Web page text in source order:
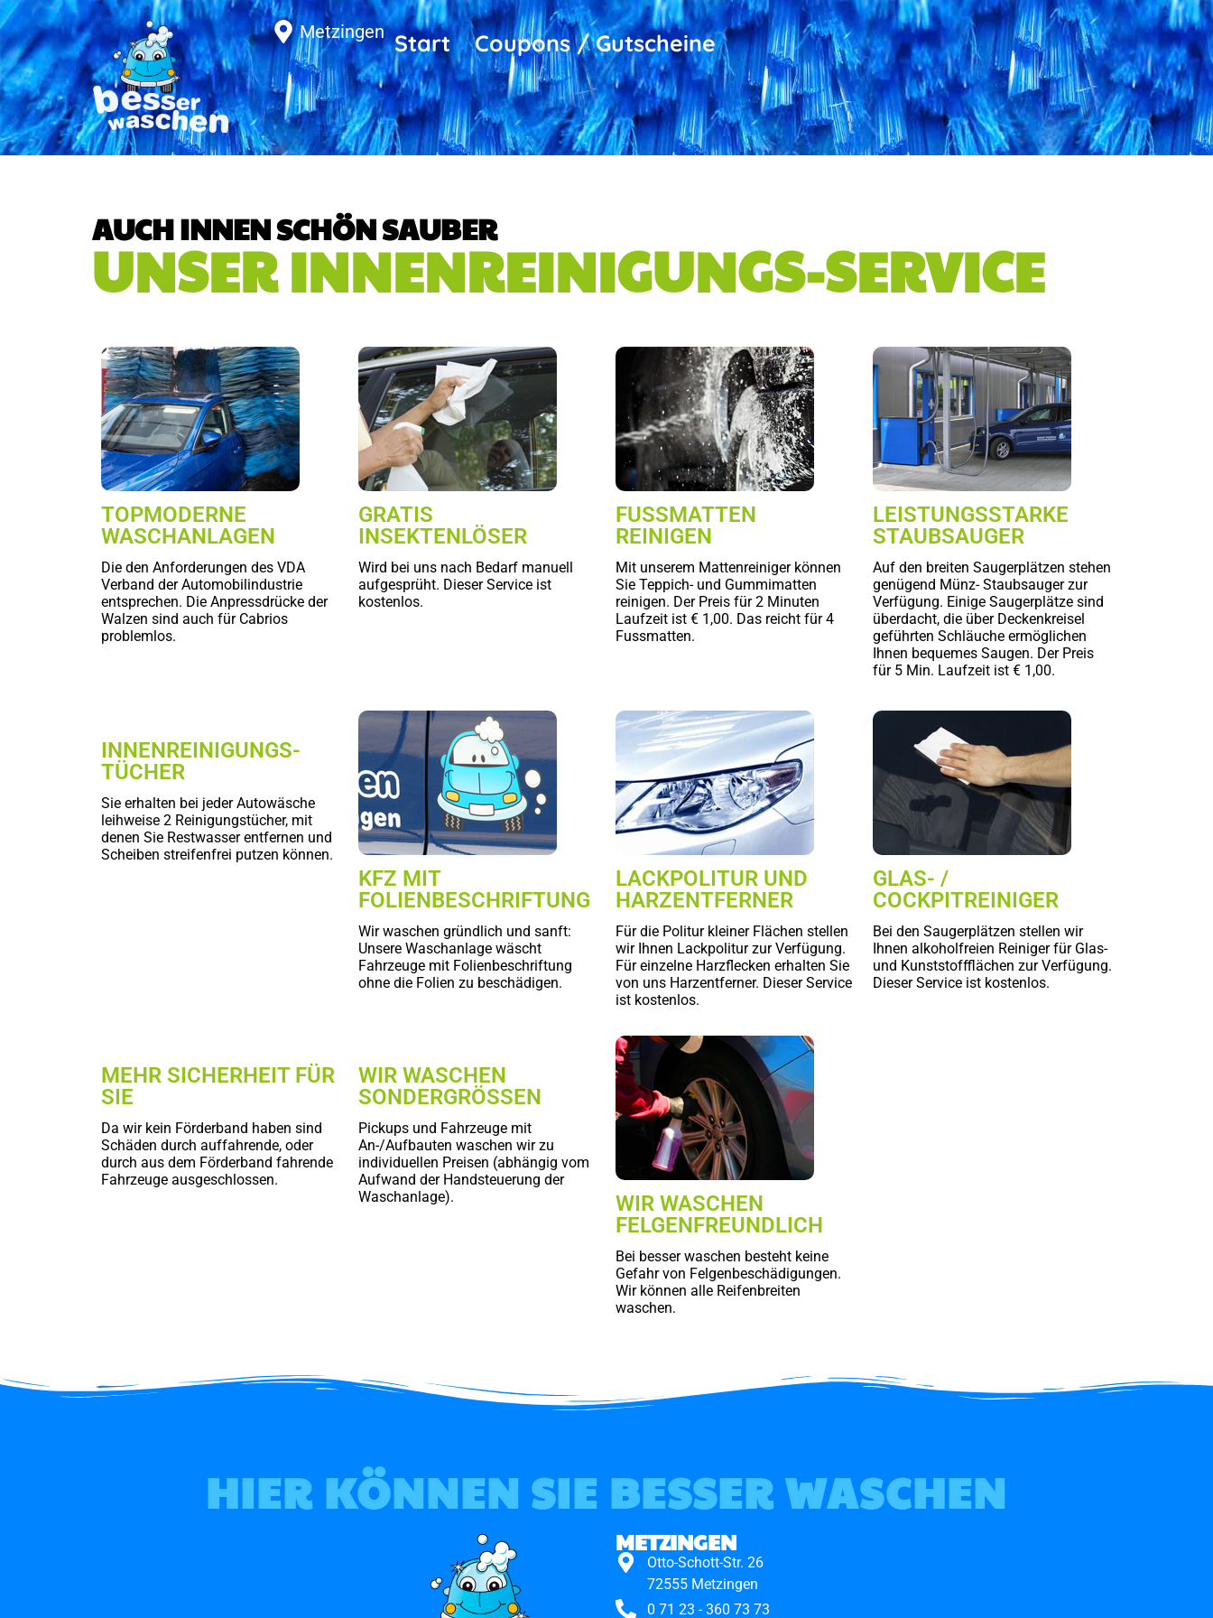
Metzingen Start Coupons / Gutscheine
AUCH INNEN SCHÖN SAUBER
UNSER INNENREINIGUNGS-SERVICE
TOPMODERNE
WASCHANLAGEN
Die den Anforderungen des VDA
Verband der Automobilindustrie
entsprechen. Die Anpressdrücke der
Walzen sind auch für Cabrios
problemlos.
GRATIS
INSEKTENLÖSER
Wird bei uns nach Bedarf manuell
aufgesprüht. Dieser Service ist
kostenlos.
FUSSMATTEN
REINIGEN
Mit unserem Mattenreiniger können
Sie Teppich- und Gummimatten
reinigen. Der Preis für 2 Minuten
Laufzeit ist € 1,00. Das reicht für 4
Fussmatten.
LEISTUNGSSTARKE
STAUBSAUGER
Auf den breiten Saugerplätzen stehen
genügend Münz- Staubsauger zur
Verfügung. Einige Saugerplätze sind
überdacht, die über Deckenkreisel
geführten Schläuche ermöglichen
Ihnen bequemes Saugen. Der Preis
für 5 Min. Laufzeit ist € 1,00.
INNENREINIGUNGS-
TÜCHER
Sie erhalten bei jeder Autowäsche
leihweise 2 Reinigungstücher, mit
denen Sie Restwasser entfernen und
Scheiben streifenfrei putzen können.
KFZ MIT
FOLIENBESCHRIFTUNG
Wir waschen gründlich und sanft:
Unsere Waschanlage wäscht
Fahrzeuge mit Folienbeschriftung
ohne die Folien zu beschädigen.
LACKPOLITUR UND
HARZENTFERNER
Für die Politur kleiner Flächen stellen
wir Ihnen Lackpolitur zur Verfügung.
Für einzelne Harzflecken erhalten Sie
von uns Harzentferner. Dieser Service
ist kostenlos.
GLAS- /
COCKPITREINIGER
Bei den Saugerplätzen stellen wir
Ihnen alkoholfreien Reiniger für Glas-
und Kunststoffflächen zur Verfügung.
Dieser Service ist kostenlos.
MEHR SICHERHEIT FÜR
SIE
Da wir kein Förderband haben sind
Schäden durch auffahrende, oder
durch aus dem Förderband fahrende
Fahrzeuge ausgeschlossen.
WIR WASCHEN
SONDERGRÖSSEN
Pickups und Fahrzeuge mit
An-/Aufbauten waschen wir zu
individuellen Preisen (abhängig vom
Aufwand der Handsteuerung der
Waschanlage).
WIR WASCHEN
FELGENFREUNDLICH
Bei besser waschen besteht keine
Gefahr von Felgenbeschädigungen.
Wir können alle Reifenbreiten
waschen.
HIER KÖNNEN SIE BESSER WASCHEN
METZINGEN
Otto-Schott-Str. 26
72555 Metzingen
0 71 23 - 360 73 73